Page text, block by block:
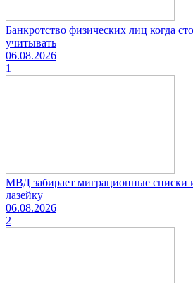
Банкротство физических лиц когда
учитывать
06.08.2026
1
МВД забирает миграционные списки
лазейку
06.08.2026
2